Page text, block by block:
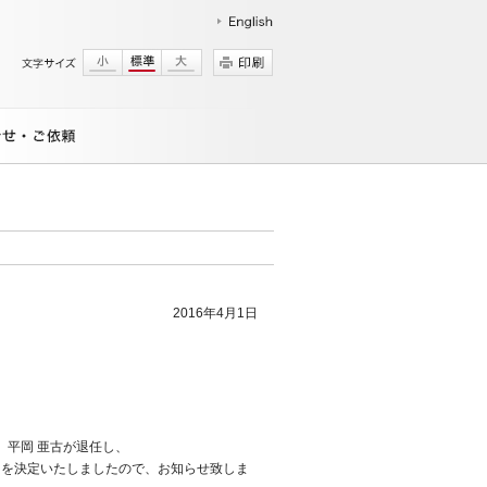
2016年4月1日
岡 亜古が退任し、
定いたしましたので、お知らせ致しま